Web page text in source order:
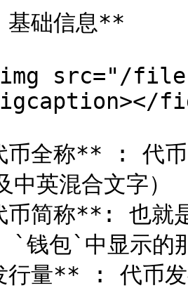
础信息**
src="/
称** : 代币的
中英混合文字）
称**: 也就是
包`中显示的
** : 代币发